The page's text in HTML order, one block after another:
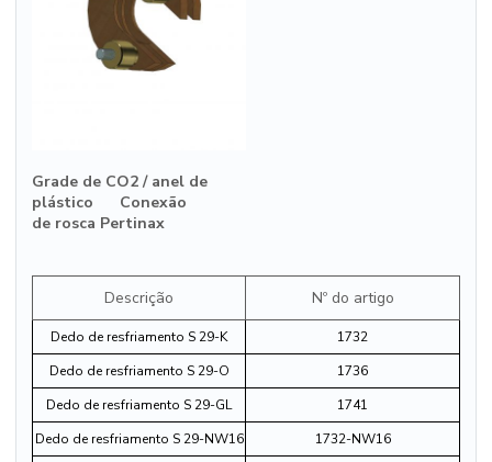
Grade de CO2 / anel de
plástico Conexão
de rosca Pertinax
Descrição Nº do artigo
Dedo de resfriamento S 29-K
1732
Dedo de resfriamento S 29-O
1736
Dedo de resfriamento S 29-GL
1741
Dedo de resfriamento S 29-NW16
1732-NW16